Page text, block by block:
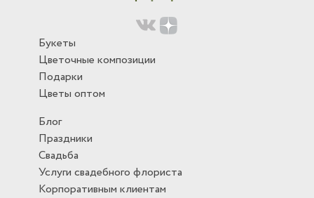
Букеты
Цветочные композиции
Подарки
Цветы оптом
Блог
Праздники
Свадьба
Услуги свадебного флориста
Корпоративным клиентам